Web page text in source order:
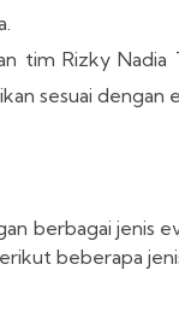
tim Rizky
sesuai dengan
berbagai jenis
beberapa